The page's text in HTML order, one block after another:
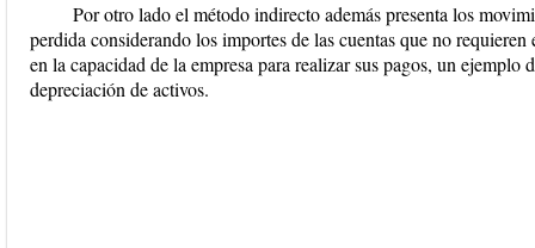
Por otro lado el método indirecto además presenta los
perdida considerando los importes de las cuentas que no
en la capacidad de la empresa para realizar sus pagos, un ejemplo
depreciación de activos.